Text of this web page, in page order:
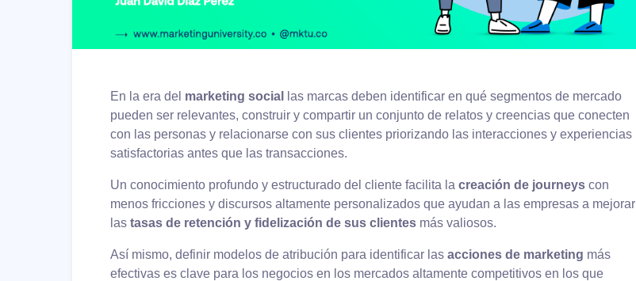
En la era del marketing social
las marcas deben identificar en qué segmentos de mercado
pueden ser relevantes, construir y compartir un conjunto de relatos y creencias que conecten
con las personas y relacionarse con sus clientes priorizando las interacciones y experiencias
satisfactorias antes que las transacciones.
Un conocimiento profundo y estructurado del cliente facilita la creación de journeys con
menos fricciones y discursos altamente personalizados que ayudan a las empresas a mejorar
las tasas de retención y fidelización de sus clientes más valiosos.
Así mismo, definir modelos de atribución para identificar las acciones de marketing más
efectivas es clave para los negocios en los mercados altamente competitivos en los que